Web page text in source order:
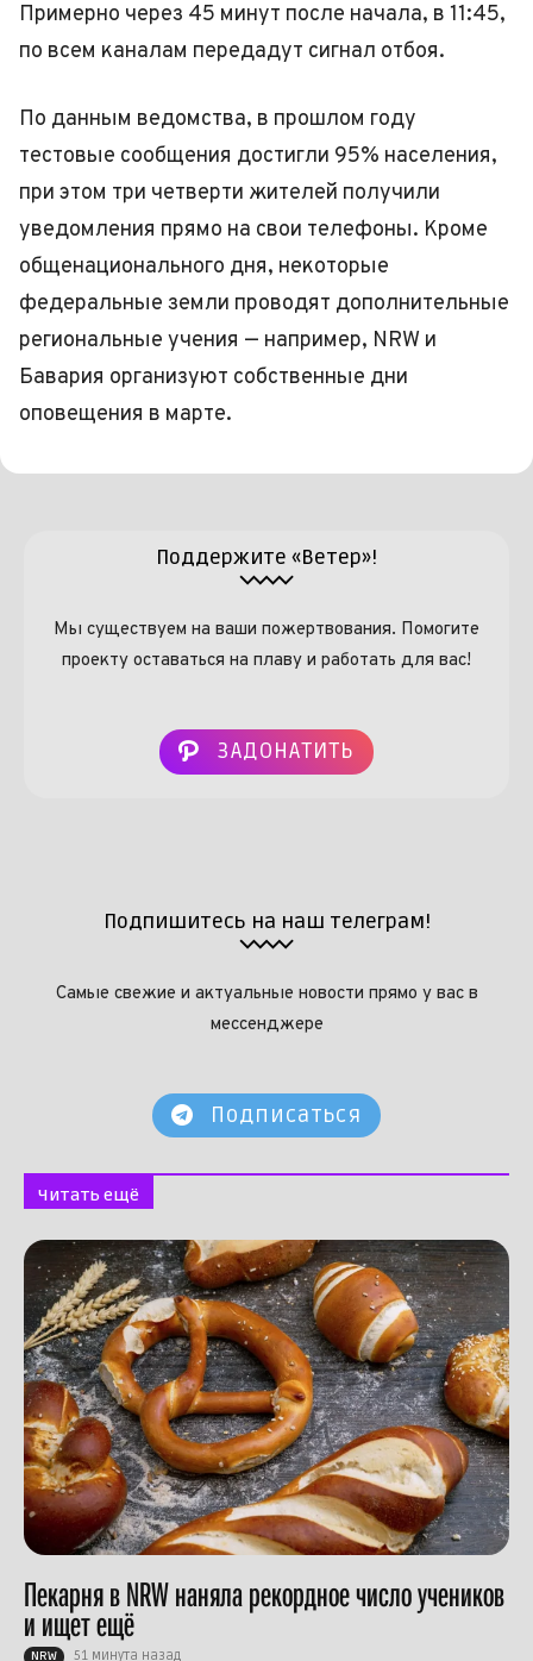
Примерно через 45 минут после начала, в 11:45,
по всем каналам передадут сигнал отбоя.
По данным ведомства, в прошлом году
тестовые сообщения достигли 95% населения,
при этом три четверти жителей получили
уведомления прямо на свои телефоны. Кроме
общенационального дня, некоторые
федеральные земли проводят дополнительные
региональные учения — например, NRW и
Бавария организуют собственные дни
оповещения в марте.
Поддержите «Ветер»!
Мы существуем на ваши пожертвования. Помогите
проекту оставаться на плаву и работать для вас!
ЗАДОНАТИТЬ
Подпишитесь на наш телеграм!
Самые свежие и актуальные новости прямо у вас в
мессенджере
Подписаться
Читать ещё
Пекарня в NRW наняла рекордное число учеников
и ищет ещё
NRW 51 минута назад